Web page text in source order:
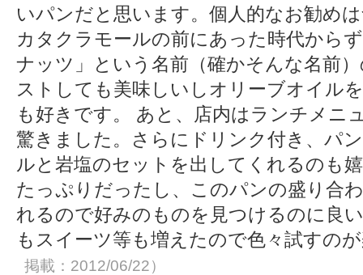
いパンだと思います。個人的なお勧め
カタクラモールの前にあった時代から
ナッツ」という名前（確かそんな名前
ストしても美味しいしオリーブオイル
も好きです。 あと、店内はランチメニ
驚きました。さらにドリンク付き、パ
ルと岩塩のセットを出してくれるのも
たっぷりだったし、このパンの盛り合
れるので好みのものを見つけるのに良
もスイーツ等も増えたので色々試すの
掲載：2012/06/22）